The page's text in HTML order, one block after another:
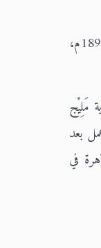
ولا تتوافر معلوماتٌ كثيرة عن أحمد سعيد الحسيني الجيلاني البغدادي، غير أن الثابت أنه كان حيًّا قبل سنة 1314هـ / 1896م،
مَلِيْج
بعد
في